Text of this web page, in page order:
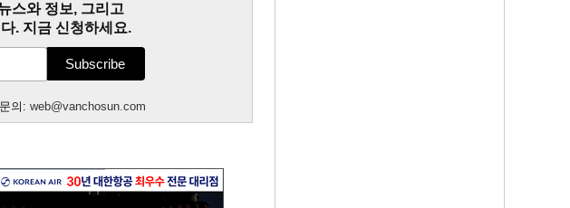
스와 정보, 그리고
. 지금 신청하세요.
의: web@vanchosun.com